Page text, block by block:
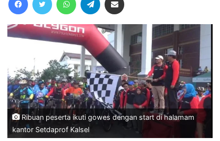
Ribuan peserta ikuti gowes dengan start di halamam
kantor Setdaprof Kalsel